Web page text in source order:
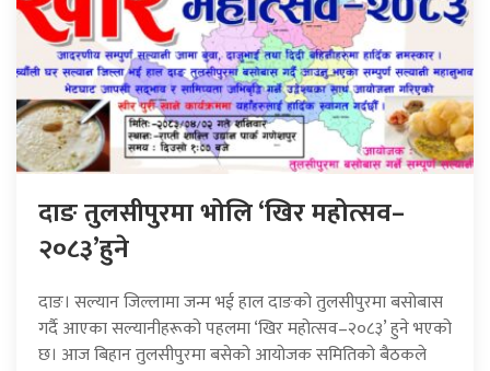
दाङ तुलसीपुरमा भोलि ‘खिर महोत्सव–
२०८३’हुने
दाङ। सल्यान जिल्लामा जन्म भई हाल दाङको तुलसीपुरमा बसोबास
गर्दै आएका सल्यानीहरूको पहलमा ‘खिर महोत्सव–२०८३’ हुने भएको
छ। आज बिहान तुलसीपुरमा बसेको आयोजक समितिको बैठकले